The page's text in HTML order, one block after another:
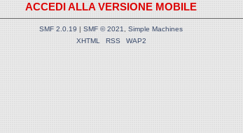
ACCEDI ALLA VERSIONE MOBILE
SMF 2.0.19 | SMF © 2021
Simple Machines
XHTML
RSS WAP2